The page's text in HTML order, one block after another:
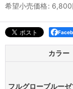
希望小売価格: 6,800
カラー
フルグローブルーゼ